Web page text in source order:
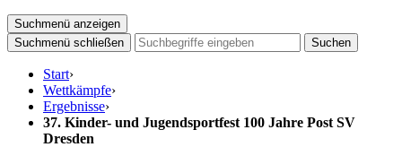
Suchmenü anzeigen
Suchmenü schließen
Suchen
Start›
Wettkämpfe›
Ergebnisse›
37. Kinder- und Jugendsportfest 100 Jahre Post SV
Dresden